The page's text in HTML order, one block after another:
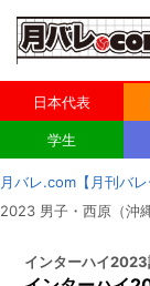
日本代表
学生
月バレ.com【月刊バレ
2023 男子・西原（沖縄
インターハイ